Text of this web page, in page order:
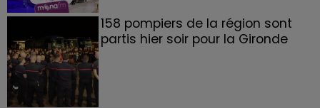
158 pompiers de la région sont
partis hier soir pour la Gironde